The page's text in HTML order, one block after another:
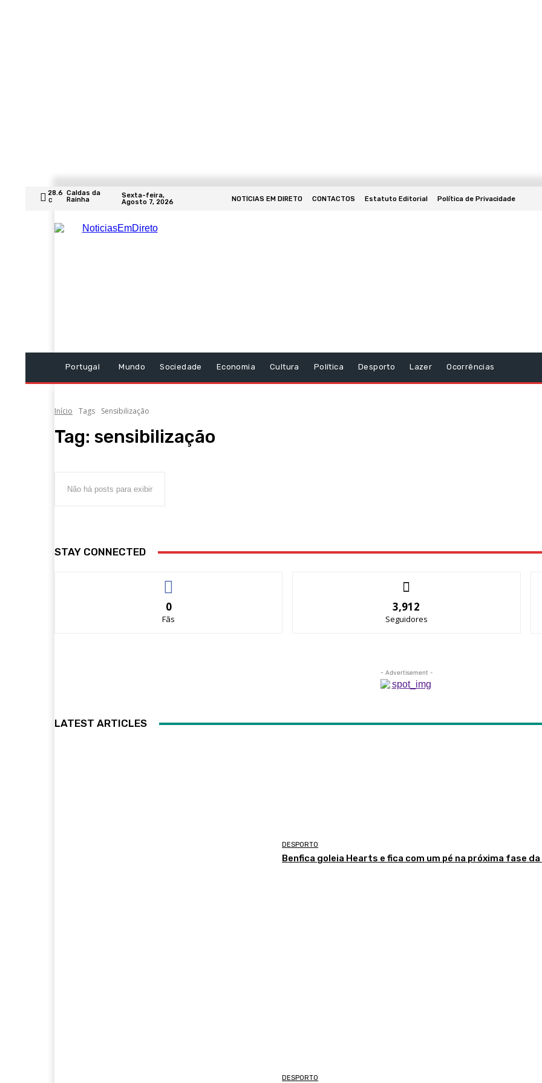
28.6
C
Caldas da
Rainha
Sexta-feira,
Agosto 7, 2026
NOTÍCIAS EM DIRETO CONTACTOS Estatuto Editorial Política de Privacidade
Portugal Mundo Sociedade Economia Cultura Política Desporto Lazer Ocorrências
Início Tags Sensibilização
Tag: sensibilização
Não há posts para exibir
STAY CONNECTED
0
Fãs
3,912
Seguidores
- Advertisement -
LATEST ARTICLES
DESPORTO
Benfica goleia Hearts e fica com um pé na próxima fase da
DESPORTO